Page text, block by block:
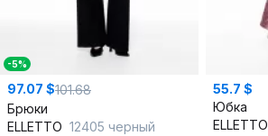
-5%
97.07 $101.68
Брюки
ELLETTO 12405 черный
55.7 $
Юбка
ELLETTO